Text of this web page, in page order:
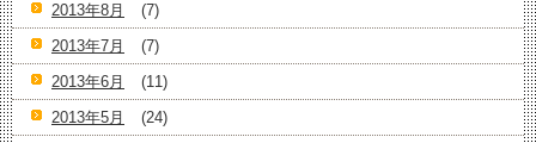
2013年8月
(7)
2013年7月
(7)
2013年6月
(11)
2013年5月
(24)